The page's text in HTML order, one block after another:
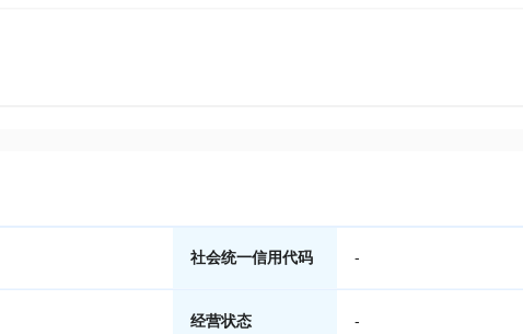
社会统一信用代码 -
经营状态 -